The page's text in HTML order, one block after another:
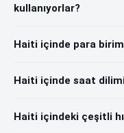
kullanıyorlar?
Haiti içinde para
Haiti içinde saat
Haiti içindeki çeşitli